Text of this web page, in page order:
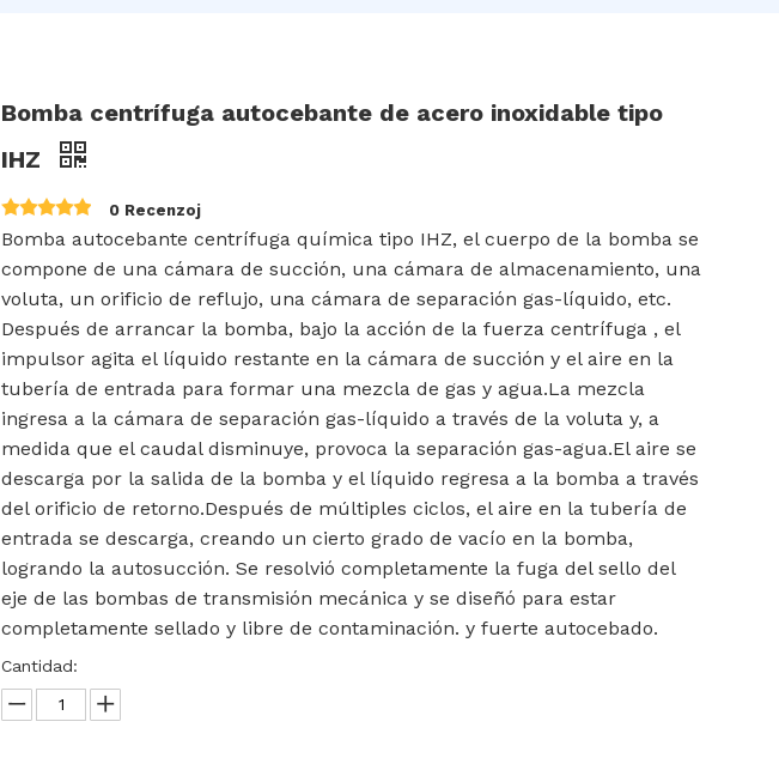
Bomba centrífuga autocebante de acero inoxidable tipo
IHZ
0 Recenzoj
Bomba autocebante centrífuga química tipo IHZ, el cuerpo de la bomba se
compone de una cámara de succión, una cámara de almacenamiento, una
voluta, un orificio de reflujo, una cámara de separación gas-líquido, etc.
Después de arrancar la bomba, bajo la acción de la fuerza centrífuga , el
impulsor agita el líquido restante en la cámara de succión y el aire en la
tubería de entrada para formar una mezcla de gas y agua.La mezcla
ingresa a la cámara de separación gas-líquido a través de la voluta y, a
medida que el caudal disminuye, provoca la separación gas-agua.El aire se
descarga por la salida de la bomba y el líquido regresa a la bomba a través
del orificio de retorno.Después de múltiples ciclos, el aire en la tubería de
entrada se descarga, creando un cierto grado de vacío en la bomba,
logrando la autosucción. Se resolvió completamente la fuga del sello del
eje de las bombas de transmisión mecánica y se diseñó para estar
completamente sellado y libre de contaminación. y fuerte autocebado.
Cantidad: